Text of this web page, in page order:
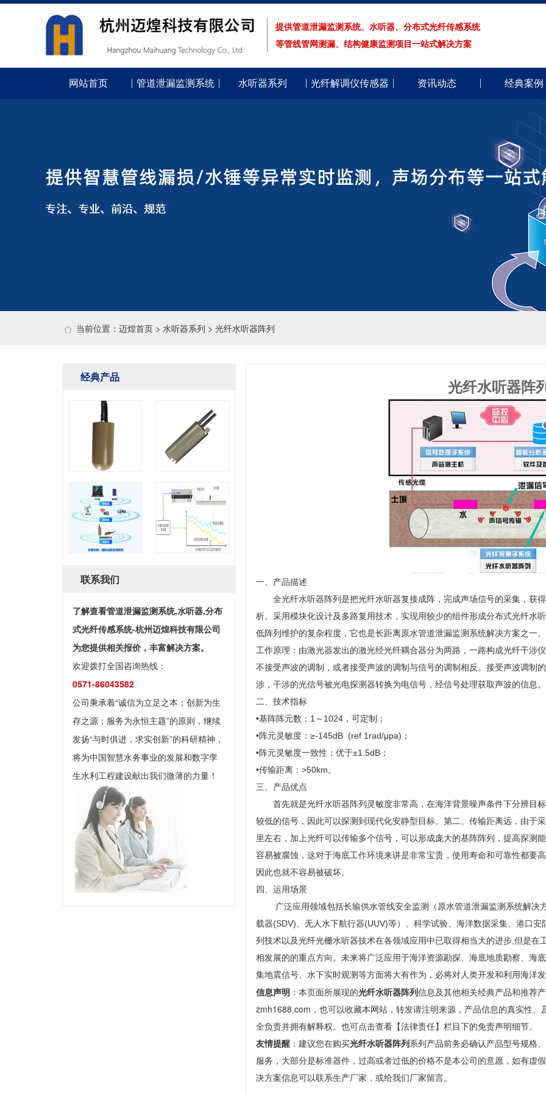
提供管道泄漏监测系统、水听器、分布式光纤传感系统
等管线管网测漏、结构健康监测项目一站式解决方案
网站首页 管道泄漏监测系统 水听器系列 光纤解调仪传感器 资讯动态 经典案例
当前位置： 迈煌首页 > 水听器系列 > 光纤水听器阵列
经典产品
联系我们
了解查看管道泄漏监测系统,水听器,分布
式光纤传感系统-杭州迈煌科技有限公司
为您提供相关报价，丰富解决方案。
欢迎拨打全国咨询热线：
0571-86043582
公司秉承着“诚信为立足之本；创新为生
存之源；服务为永恒主题”的原则，继续
发扬“与时俱进，求实创新”的科研精神，
将为中国智慧水务事业的发展和数字孪
生水利工程建设献出我们微薄的力量！
光纤水听器阵
一、产品描述
全光纤水听器阵列是把光纤水听器复接成阵，完成声场信号的采集，获
析。采用模块化设计及多路复用技术，实现用较少的组件形成分布式光纤水
低阵列维护的复杂程度，它也是长距离原水管道泄漏监测系统解决方案之一
工作原理：由激光器发出的激光经光纤耦合器分为两路，一路构成光纤干涉
不接受声波的调制，或者接受声波的调制与信号的调制相反。接受声波调制
涉，干涉的光信号被光电探测器转换为电信号，经信号处理获取声波的信息。
二、技术指标
•基阵阵元数：1～1024，可定制；
•阵元灵敏度：≥-145dB (ref 1rad/μpa)；
•阵元灵敏度一致性：优于±1.5dB；
•传输距离：>50km。
三、产品优点
首先就是光纤水听器阵列灵敏度非常高，在海洋背景噪声条件下分辨目
较低的信号，因此可以探测到现代化安静型目标。第二、传输距离远，由于
里左右，加上光纤可以传输多个信号，可以形成庞大的基阵阵列，提高探测
容易被腐蚀，这对于海底工作环境来讲是非常宝贵，使用寿命和可靠性都要
因此也就不容易被破坏。
四、运用场景
广泛应用领域包括长输供水管线安全监测（原水管道泄漏监测系统解决
载器(SDV)、无人水下航行器(UUV)等）、科学试验、海洋数据采集、港口
列技术以及光纤光栅水听器技术在各领域应用中已取得相当大的进步,但是
相发展的的重点方向。未来将广泛应用于海洋资源勘探、海底地质勘察、海
集地震信号、水下实时观测等方面将大有作为，必将对人类开发和利用海洋
信息声明 ：本页面所展现的光纤水听器阵列信息及其他相关经典产品和推荐
zmh1688.com，也可以收藏本网站，转发请注明来源，产品信息的真实性
全负责并拥有解释权。也可点击查看【法律责任】栏目下的免责声明细节。
友情提醒 ：建议您在购买光纤水听器阵列系列产品前务必确认产品型号规格
服务，大部分是标准器件，过高或者过低的价格不是本公司的意愿，如有虚
决方案信息可以联系生产厂家，或给我们厂家留言。